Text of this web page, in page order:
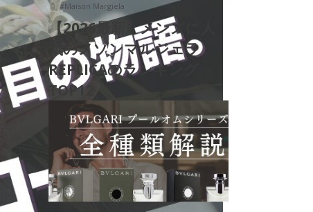
#Maison Margiela
【2026最新】メンズに人
気のメゾンマルジェラ
REPLICAのランキング
TOP12